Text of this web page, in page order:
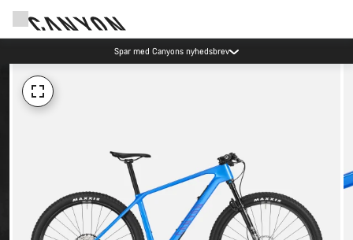
Spar med Canyons nyhedsbrev